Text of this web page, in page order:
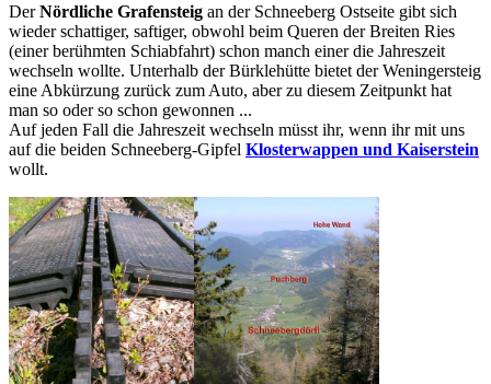
DerNördliche Grafensteig an der Schneeberg Ostseite gibt sich
wieder schattiger, saftiger, obwohl beim Queren der Breiten Ries
(einer berühmten Schiabfahrt) schon manch einer die Jahreszeit
wechseln wollte. Unterhalb der Bürklehütte bietet der Weningersteig
eine Abkürzung zurück zum Auto, aber zu diesem Zeitpunkt hat
man so oder so schon gewonnen ...
Auf jeden Fall die Jahreszeit wechseln müsst ihr, wenn ihr mit uns
auf die beiden Schneeberg-Gipfel Klosterwappen und Kaiserstein
wollt.